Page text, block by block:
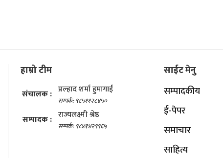
हाम्रो टीम
संचालक : प्रल्हाद शर्मा हुमागाईं
सम्पर्क: ९८५११२८४५०
सम्पादक : राज्यलक्ष्मी श्रेष्ठ
सम्पर्क: ९८४१४२९९६५
साईट मेनु
सम्पादकीय
ई-पेपर
समाचार
साहित्य